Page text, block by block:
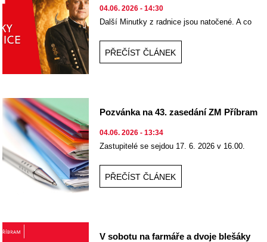
04.06. 2026 - 14:30
Další Minutky z radnice jsou natočené. A co
PŘEČÍST ČLÁNEK
Pozvánka na 43. zasedání ZM Příbram
04.06. 2026 - 13:34
Zastupitelé se sejdou 17. 6. 2026 v 16.00.
PŘEČÍST ČLÁNEK
V sobotu na farmáře a dvoje blešáky